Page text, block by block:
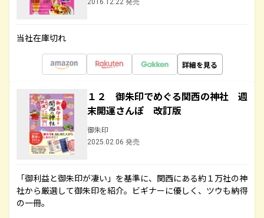
2016.12.22 発売
当社在庫切れ
詳細を見る
１２ 御朱印でめぐる関西の神社 週
末開運さんぽ 改訂版
御朱印
2025.02.06 発売
「御利益と御朱印が凄い」を基準に、関西にある約１万社の神
社から厳選して御朱印を紹介。ビギナーに優しく、ツウも納得
の一冊。